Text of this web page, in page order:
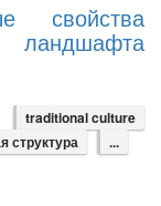
свойства
ландшафта
traditional culture
структура ...